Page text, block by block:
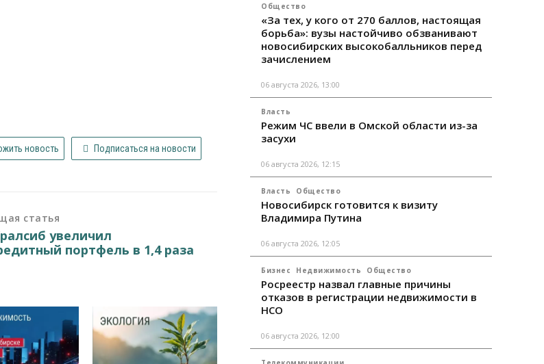
новость Подписаться на новости
статья
увеличил
портфель в 1,4 раза
Общество
«За тех, у кого от 270 баллов, настоящая
борьба»: вузы настойчиво обзванивают
новосибирских высокобалльников перед
зачислением
06 августа 2026, 13:00
Власть
Режим ЧС ввели в Омской области из-за
засухи
06 августа 2026, 12:15
Власть Общество
Новосибирск готовится к визиту
Владимира Путина
06 августа 2026, 12:05
Бизнес Недвижимость Общество
Росреестр назвал главные причины
отказов в регистрации недвижимости в
НСО
06 августа 2026, 12:00